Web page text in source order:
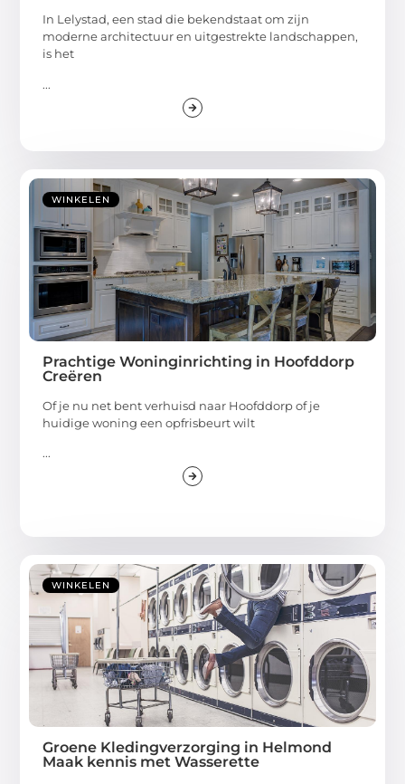
In Lelystad, een stad die bekendstaat om zijn
moderne architectuur en uitgestrekte landschappen,
is het
...
WINKELEN
Prachtige Woninginrichting in Hoofddorp
Creëren
Of je nu net bent verhuisd naar Hoofddorp of je
huidige woning een opfrisbeurt wilt
...
WINKELEN
Groene Kledingverzorging in Helmond
Maak kennis met Wasserette